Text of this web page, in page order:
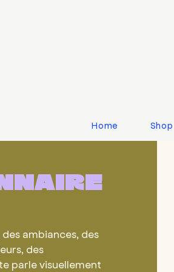
Home Shop
ambiances, des
des
parle visuellement